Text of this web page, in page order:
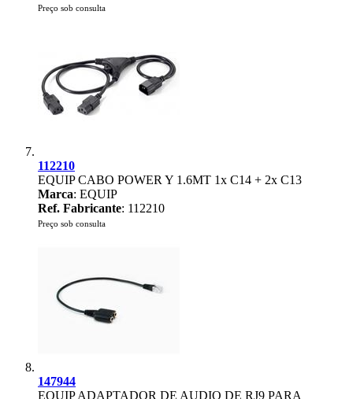
Preço sob consulta
112210
EQUIP CABO POWER Y 1.6MT 1x C14 + 2x C13
Marca: EQUIP
Ref. Fabricante: 112210
Preço sob consulta
147944
EQUIP ADAPTADOR DE AUDIO DE RJ9 PARA